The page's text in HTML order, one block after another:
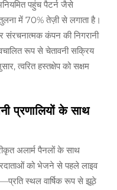
पहुंच पैटर्न जैसे
में 70% तेज़ी से लगाता है।
संरचनात्मक कंपन की निगरानी
रूप से चेतावनी सक्रिय
त्वरित हस्तक्षेप को सक्षम
प्रणालियों के साथ
अलार्म पैनलों के साथ
को भेजने से पहले लाइव
स्थल वार्षिक रूप से झूठे